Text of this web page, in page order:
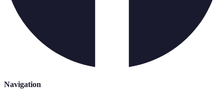
Navigation